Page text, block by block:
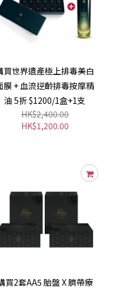
買世界遺產極上排毒美白
膜 + 血流逆齡排毒按摩精
油 5折 $1200/1盒+1支
HK$2,400.00
HK$1,200.00
買2套AA5 胎盤 X 臍帶療